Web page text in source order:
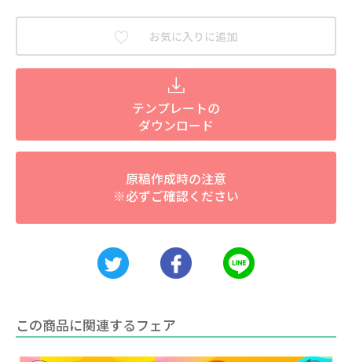
お気に入りに追加
テンプレートの
ダウンロード
原稿作成時の注意
※必ずご確認ください
この商品に関連するフェア